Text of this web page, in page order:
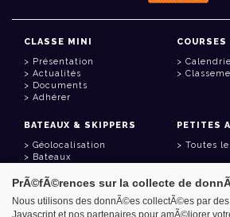
CLASSE MINI
Présentation
Actualités
Documents
Adhérer
COURSES
BATEAUX & SKIPPERS
Géolocalisation
Bateaux
PETITES
Toutes
LIENS UTILES
PrÃ©fÃ©rences sur la collecte de
Nous utilisons des donnÃ©es collectÃ©es par
Javascript et nos partenaires pour amÃ©liorer